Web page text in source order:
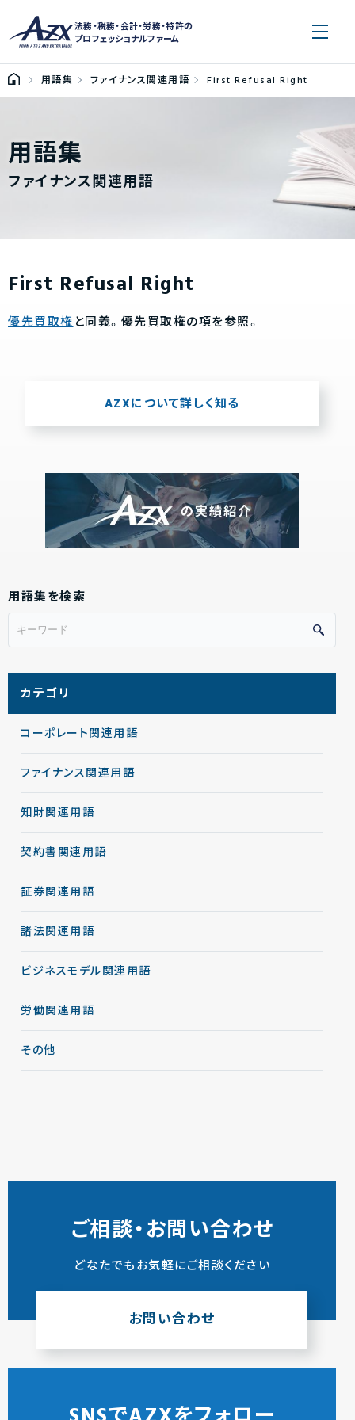
法務・税務・会計・労務・特許の
プロフェッショナルファーム
用語集 ファイナンス関連用語 First Refusal Right
用語集
ファイナンス関連用語
First Refusal Right
優先買取権と同義。優先買取権の項を参照。
AZXについて詳しく知る
用語集を検索
カテゴリ
コーポレート関連用語
ファイナンス関連用語
知財関連用語
契約書関連用語
証券関連用語
諸法関連用語
ビジネスモデル関連用語
労働関連用語
その他
ご相談・お問い合わせ
どなたでもお気軽にご相談ください
お問い合わせ